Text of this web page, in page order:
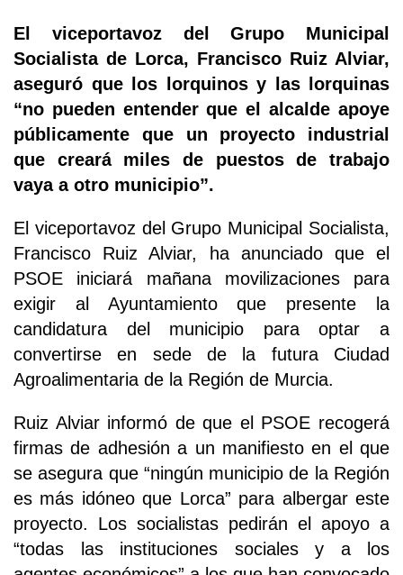
El viceportavoz del Grupo Municipal
Socialista de Lorca, Francisco Ruiz Alviar,
aseguró que los lorquinos y las lorquinas
“no pueden entender que el alcalde apoye
públicamente que un proyecto industrial
que creará miles de puestos de trabajo
vaya a otro municipio”.
El viceportavoz del Grupo Municipal Socialista,
Francisco Ruiz Alviar, ha anunciado que el
PSOE iniciará mañana movilizaciones para
exigir al Ayuntamiento que presente la
candidatura del municipio para optar a
convertirse en sede de la futura Ciudad
Agroalimentaria de la Región de Murcia.
Ruiz Alviar informó de que el PSOE recogerá
firmas de adhesión a un manifiesto en el que
se asegura que “ningún municipio de la Región
es más idóneo que Lorca” para albergar este
proyecto. Los socialistas pedirán el apoyo a
“todas las instituciones sociales y a los